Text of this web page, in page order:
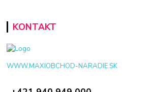
KONTAKT
WWW.MAXIOBCHOD-NARADIE.SK